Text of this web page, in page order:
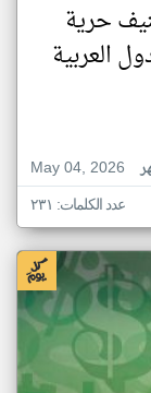
حرية
العربية
May 04, 2026
عدد الكلمات: ٢٣١